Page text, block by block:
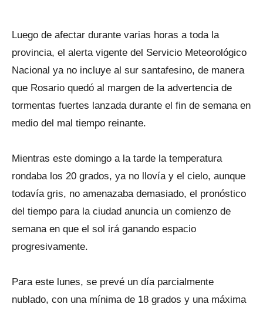
Luego de afectar durante varias horas a toda la
provincia, el alerta vigente del Servicio Meteorológico
Nacional ya no incluye al sur santafesino, de manera
que Rosario quedó al margen de la advertencia de
tormentas fuertes lanzada durante el fin de semana en
medio del mal tiempo reinante.
Mientras este domingo a la tarde la temperatura
rondaba los 20 grados, ya no llovía y el cielo, aunque
todavía gris, no amenazaba demasiado, el pronóstico
del tiempo para la ciudad anuncia un comienzo de
semana en que el sol irá ganando espacio
progresivamente.
Para este lunes, se prevé un día parcialmente
nublado, con una mínima de 18 grados y una máxima